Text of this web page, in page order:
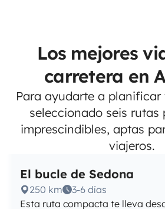
Los mejores
carretera en
Para ayudarte a planificar
seleccionado seis rutas
imprescindibles, aptas
viajeros.
El bucle de Sedona
250 km
3-6 días
Esta ruta compacta te lleva